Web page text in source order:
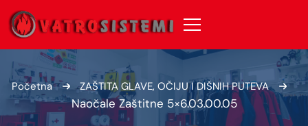
Početna ZAŠTITA GLAVE, OČIJU I DIŠNIH PUTEVA
Naočale Zaštitne 5×6.03.00.05